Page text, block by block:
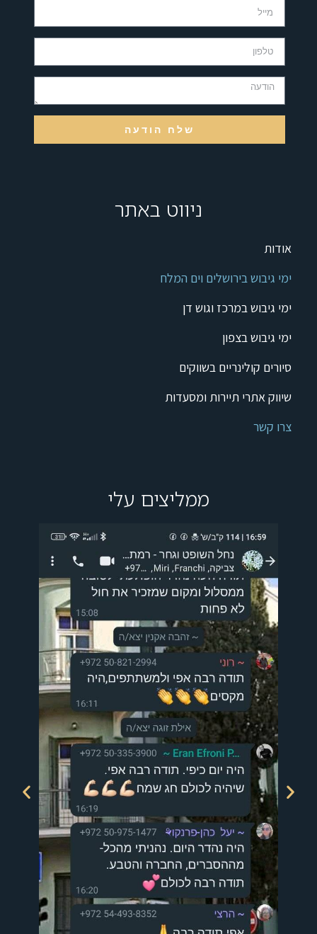
שלח הודעה
ניווט באתר
אודות
ימי גיבוש בירושלים וים המלח
ימי גיבוש במרכז וגוש דן
ימי גיבוש בצפון
סיורים קולינריים בשווקים
שיווק אתרי תיירות ומסעדות
צרו קשר
ממליצים עלי